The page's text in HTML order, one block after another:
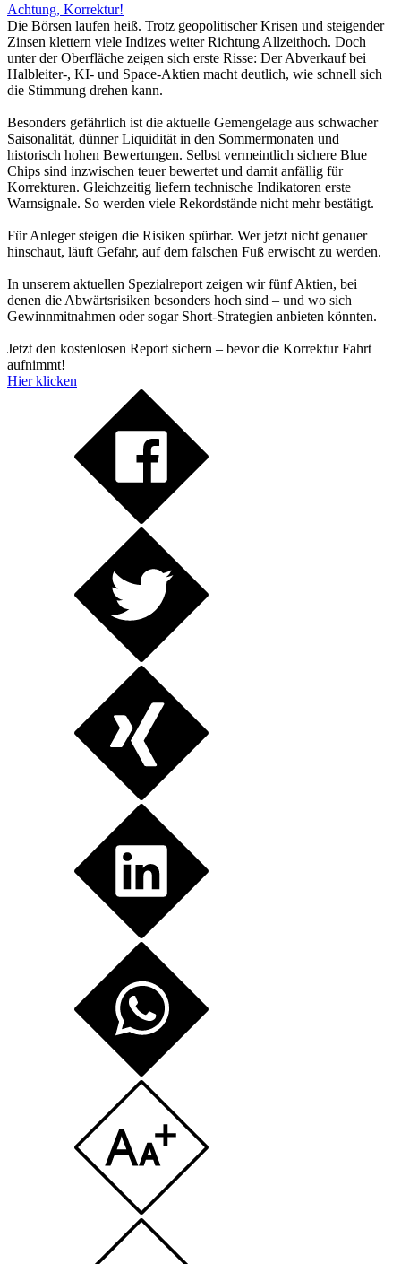
Achtung, Korrektur!
Die Börsen laufen heiß. Trotz geopolitischer Krisen und steigender
Zinsen klettern viele Indizes weiter Richtung Allzeithoch. Doch
unter der Oberfläche zeigen sich erste Risse: Der Abverkauf bei
Halbleiter-, KI- und Space-Aktien macht deutlich, wie schnell sich
die Stimmung drehen kann.
Besonders gefährlich ist die aktuelle Gemengelage aus schwacher
Saisonalität, dünner Liquidität in den Sommermonaten und
historisch hohen Bewertungen. Selbst vermeintlich sichere Blue
Chips sind inzwischen teuer bewertet und damit anfällig für
Korrekturen. Gleichzeitig liefern technische Indikatoren erste
Warnsignale. So werden viele Rekordstände nicht mehr bestätigt.
Für Anleger steigen die Risiken spürbar. Wer jetzt nicht genauer
hinschaut, läuft Gefahr, auf dem falschen Fuß erwischt zu werden.
In unserem aktuellen Spezialreport zeigen wir fünf Aktien, bei
denen die Abwärtsrisiken besonders hoch sind – und wo sich
Gewinnmitnahmen oder sogar Short-Strategien anbieten könnten.
Jetzt den kostenlosen Report sichern – bevor die Korrektur Fahrt
aufnimmt!
Hier klicken